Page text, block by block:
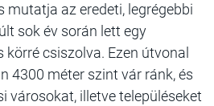
mutatja az eredeti, legrégebbi
sok év során lett egy
csiszolva. Ezen útvonal
4300 méter szint vár ránk, és
városokat, illetve településeket